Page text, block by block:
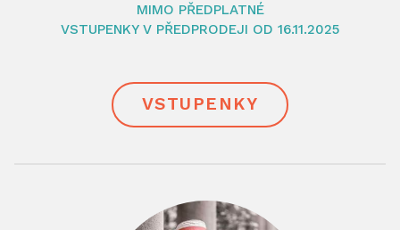
MIMO PŘEDPLATNÉ
VSTUPENKY V PŘEDPRODEJI OD 16.11.2025
VSTUPENKY